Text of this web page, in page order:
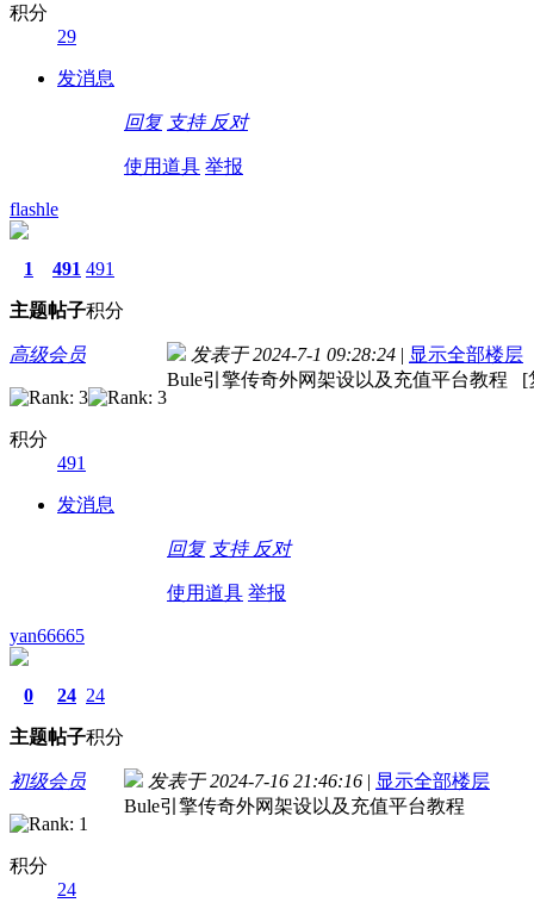
积分
29
发消息
回复 支持 反对
使用道具 举报
flashle
1
主题
491
帖子
491
积分
高级会员
积分
491
发消息
发表于 2024-7-1 09:28:24 | 显示全部楼层
Bule引擎传奇外网架设以及充值平台教程 [
回复 支持 反对
使用道具 举报
yan66665
0
主题
24
帖子
24
积分
初级会员
积分
24
发表于 2024-7-16 21:46:16 | 显示全部楼层
Bule引擎传奇外网架设以及充值平台教程